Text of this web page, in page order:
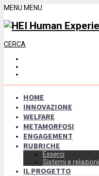
MENU MENU
CERCA
HOME
INNOVAZIONE
WELFARE
METAMORFOSI
ENGAGEMENT
RUBRICHE
Esserci
Sistemi e relazioni
IL PROGETTO